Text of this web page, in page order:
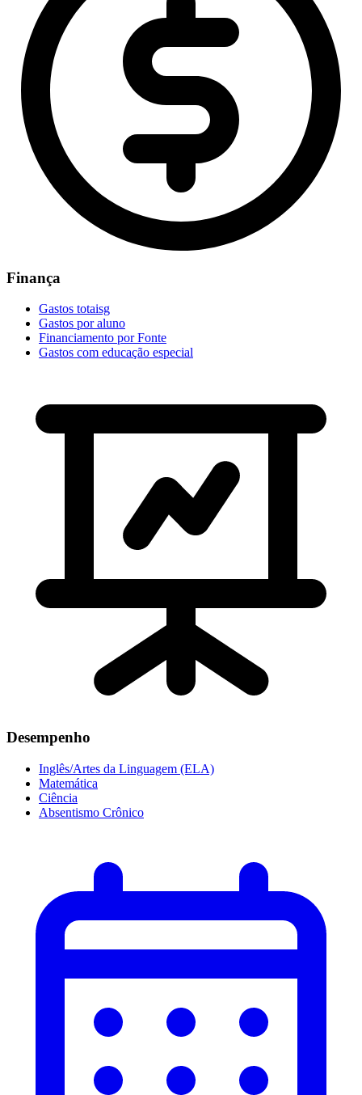
Finança
Gastos totaisg
Gastos por aluno
Financiamento por Fonte
Gastos com educação especial
Desempenho
Inglês/Artes da Linguagem (ELA)
Matemática
Ciência
Absentismo Crônico